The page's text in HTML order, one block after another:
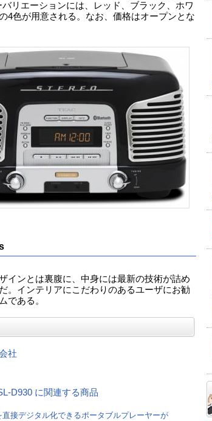
リエーションには、レッド、ブラック、ホワ
4色が用意される。なお、価格はオープンとな
インとは裏腹に、中身には最新の技術が詰め
。インテリアにこだわりのあるユーザにお勧
である。
社
D930 に関連する商品
直接デジタル化できるポータブルプレーヤーが